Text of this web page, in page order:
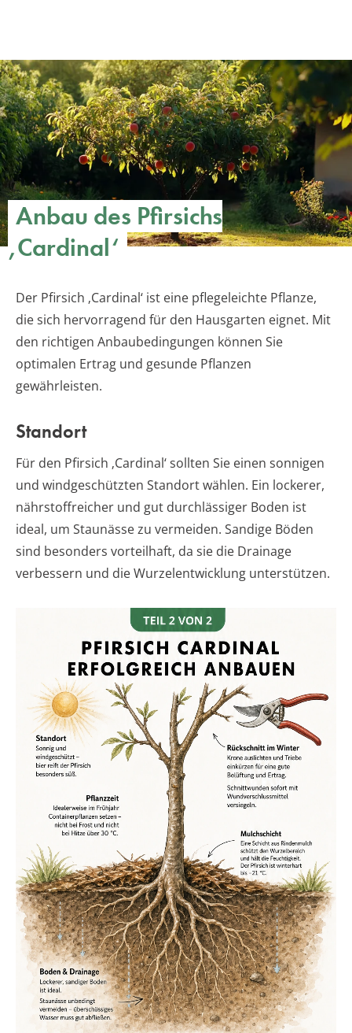
Anbau des Pfirsichs
‚Cardinal‘
Der Pfirsich ‚Cardinal‘ ist eine pflegeleichte Pflanze,
die sich hervorragend für den Hausgarten eignet. Mit
den richtigen Anbaubedingungen können Sie
optimalen Ertrag und gesunde Pflanzen
gewährleisten.
Standort
Für den Pfirsich ‚Cardinal‘ sollten Sie einen sonnigen
und windgeschützten Standort wählen. Ein lockerer,
nährstoffreicher und gut durchlässiger Boden ist
ideal, um Staunässe zu vermeiden. Sandige Böden
sind besonders vorteilhaft, da sie die Drainage
verbessern und die Wurzelentwicklung unterstützen.